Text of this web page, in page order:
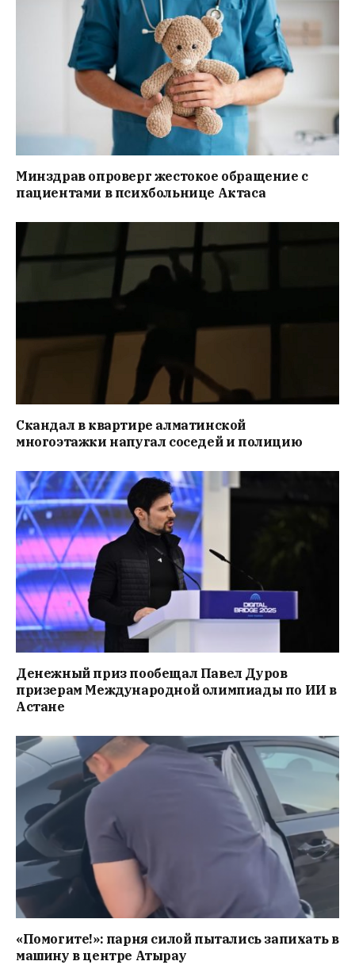
Минздрав опроверг жестокое обращение с
пациентами в психбольнице Актаса
Скандал в квартире алматинской
многоэтажки напугал соседей и полицию
Денежный приз пообещал Павел Дуров
призерам Международной олимпиады по ИИ в
Астане
«Помогите!»: парня силой пытались запихать в
машину в центре Атырау